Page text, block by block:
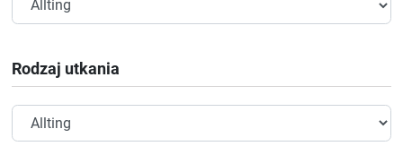
Rodzaj utkania